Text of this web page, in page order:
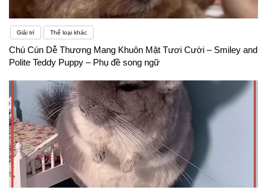
Giải trí Thể loại khác
Chú Cún Dễ Thương Mang Khuôn Mặt Tươi Cười – Smiley and
Polite Teddy Puppy – Phụ đề song ngữ